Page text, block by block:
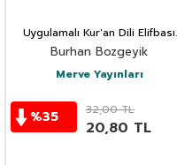
Uygulamalı Kur'an Dili Elifbası
Namaz Hocası İlaveli (dergi Boy)
Burhan Bozgeyik
Merve Yayınları
%35 32,00TL
20,80 TL